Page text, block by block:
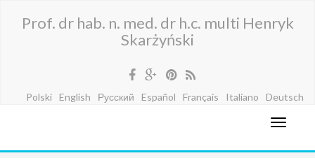
Prof. dr hab. n. med. dr h.c. multi Henryk
Skarżyński
Polski English Русский Español Français Italiano Deutsch